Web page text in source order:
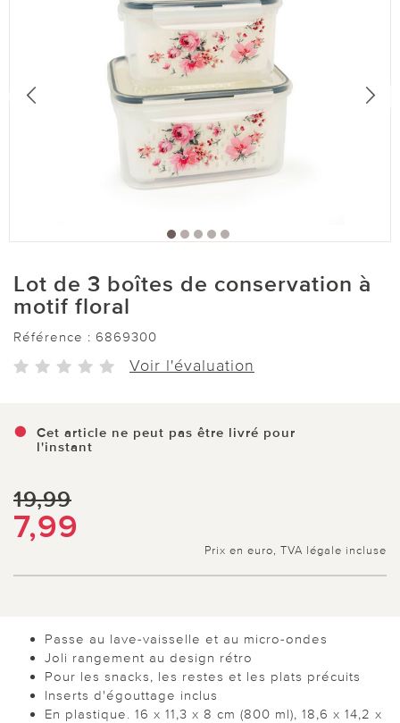
Lot de 3 boîtes de conservation à
motif floral
Référence : 6869300
Voir l'évaluation
Cet article ne peut pas être livré pour
l'instant
19,99
7,99
Prix en euro, TVA légale incluse
Passe au lave-vaisselle et au micro-ondes
Joli rangement au design rétro
Pour les snacks, les restes et les plats précuits
Inserts d'égouttage inclus
En plastique. 16 x 11,3 x 8 cm (800 ml), 18,6 x 14,2 x